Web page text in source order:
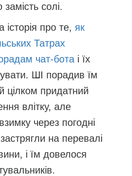
солі.
про те, як
Татрах
чат-бота і їх
ШІ порадив їм
цілком придатний
влітку, але
через погодні
на перевалі
і їм довелося